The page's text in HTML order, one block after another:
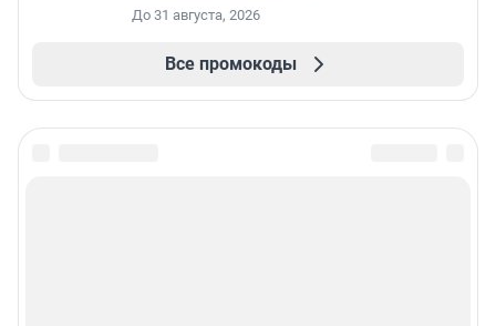
До 31 августа, 2026
Все промокоды